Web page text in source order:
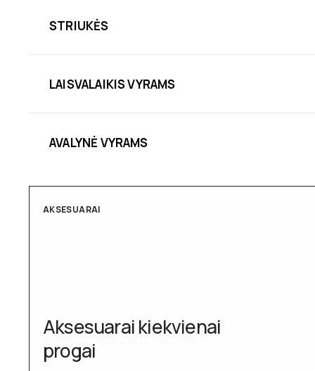
STRIUKĖS
LAISVALAIKIS VYRAMS
AVALYNĖ VYRAMS
AKSESUARAI
Aksesuarai kiekvienai
progai